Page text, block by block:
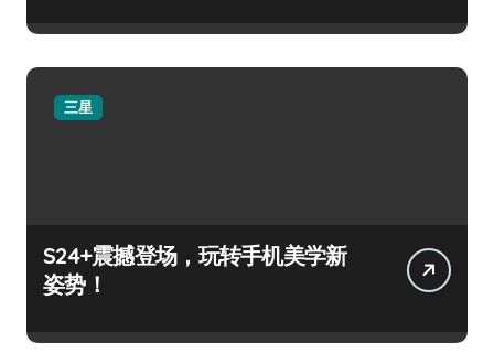
三星
S24+震撼登场，玩转手机美学新
姿势！